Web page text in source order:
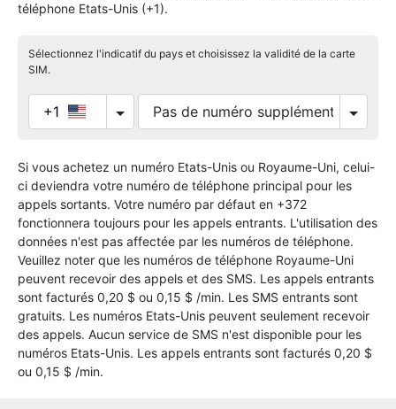
téléphone Etats-Unis (+1).
Sélectionnez l'indicatif du pays et choisissez la validité de la carte
SIM.
+1
Si vous achetez un numéro Etats-Unis ou Royaume-Uni, celui-
ci deviendra votre numéro de téléphone principal pour les
appels sortants. Votre numéro par défaut en +372
fonctionnera toujours pour les appels entrants. L'utilisation des
données n'est pas affectée par les numéros de téléphone.
Veuillez noter que les numéros de téléphone Royaume-Uni
peuvent recevoir des appels et des SMS. Les appels entrants
sont facturés 0,20 $ ou 0,15 $ /min. Les SMS entrants sont
gratuits. Les numéros Etats-Unis peuvent seulement recevoir
des appels. Aucun service de SMS n'est disponible pour les
numéros Etats-Unis. Les appels entrants sont facturés 0,20 $
ou 0,15 $ /min.